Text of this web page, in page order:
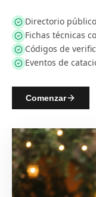
Directorio
Fichas técnicas
Códigos de
Eventos de
Comenzar